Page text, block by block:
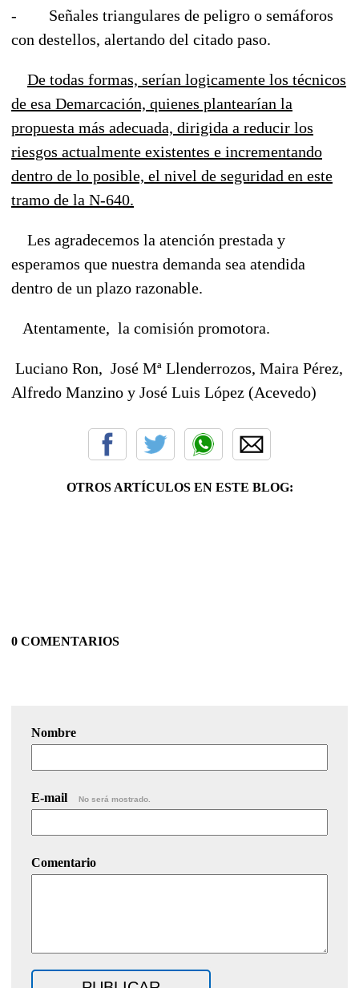
- Señales triangulares de peligro o semáforos
con destellos, alertando del citado paso.
De todas formas, serían logicamente los técnicos
de esa Demarcación, quienes plantearían la
propuesta más adecuada, dirigida a reducir los
riesgos actualmente existentes e incrementando
dentro de lo posible, el nivel de seguridad en este
tramo de la N-640.
Les agradecemos la atención prestada y
esperamos que nuestra demanda sea atendida
dentro de un plazo razonable.
Atentamente, la comisión promotora.
Luciano Ron, José Mª Llenderrozos, Maira Pérez,
Alfredo Manzino y José Luis López (Acevedo)
OTROS ARTÍCULOS EN ESTE BLOG:
0 COMENTARIOS
Nombre
E-mail No será mostrado.
Comentario